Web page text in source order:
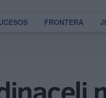
FRONTERA